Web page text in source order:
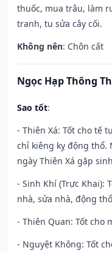
thuốc, mua trâu, làm
tranh, tu sửa cây cối.
Không nên: Chôn cất
Ngọc Hạp Thông
Sao tốt:
- Thiên Xá: Tốt cho tế
chỉ kiêng kỵ động thổ.
ngày Thiên Xá gặp
- Sinh Khí (Trực Khai):
nhà, sửa nhà, động
- Thiên Quan: Tốt cho
- Nguyệt Không: Tốt